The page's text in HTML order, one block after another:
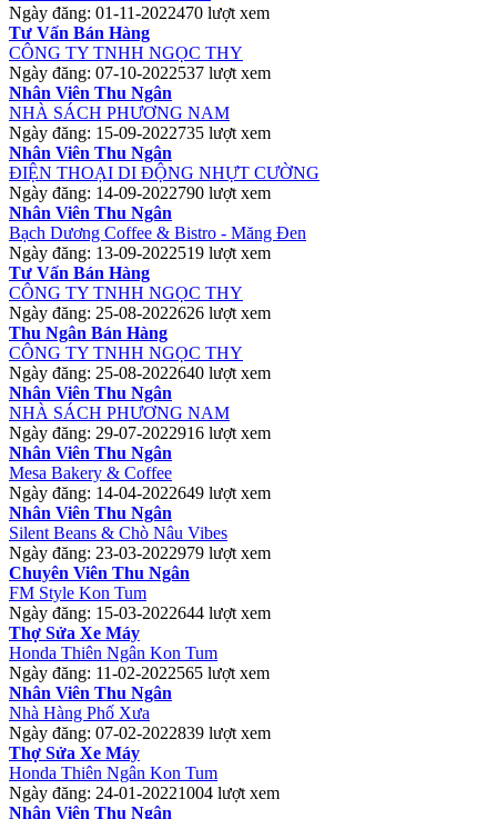
Ngày đăng: 01-11-2022470 lượt xem
Tư Vấn Bán Hàng
CÔNG TY TNHH NGỌC THY
Ngày đăng: 07-10-2022537 lượt xem
Nhân Viên Thu Ngân
NHÀ SÁCH PHƯƠNG NAM
Ngày đăng: 15-09-2022735 lượt xem
Nhân Viên Thu Ngân
ĐIỆN THOẠI DI ĐỘNG NHỰT CƯỜNG
Ngày đăng: 14-09-2022790 lượt xem
Nhân Viên Thu Ngân
Bạch Dương Coffee & Bistro - Măng Đen
Ngày đăng: 13-09-2022519 lượt xem
Tư Vấn Bán Hàng
CÔNG TY TNHH NGỌC THY
Ngày đăng: 25-08-2022626 lượt xem
Thu Ngân Bán Hàng
CÔNG TY TNHH NGỌC THY
Ngày đăng: 25-08-2022640 lượt xem
Nhân Viên Thu Ngân
NHÀ SÁCH PHƯƠNG NAM
Ngày đăng: 29-07-2022916 lượt xem
Nhân Viên Thu Ngân
Mesa Bakery & Coffee
Ngày đăng: 14-04-2022649 lượt xem
Nhân Viên Thu Ngân
Silent Beans & Chò Nâu Vibes
Ngày đăng: 23-03-2022979 lượt xem
Chuyên Viên Thu Ngân
FM Style Kon Tum
Ngày đăng: 15-03-2022644 lượt xem
Thợ Sửa Xe Máy
Honda Thiên Ngân Kon Tum
Ngày đăng: 11-02-2022565 lượt xem
Nhân Viên Thu Ngân
Nhà Hàng Phố Xưa
Ngày đăng: 07-02-2022839 lượt xem
Thợ Sửa Xe Máy
Honda Thiên Ngân Kon Tum
Ngày đăng: 24-01-20221004 lượt xem
Nhân Viên Thu Ngân